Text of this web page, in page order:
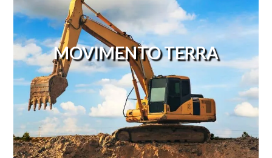
MOVIMENTO TERRA